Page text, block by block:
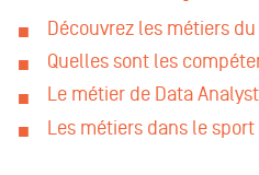
Découvrez les métiers
Quelles sont les
Le métier de Data
Les métiers dans le